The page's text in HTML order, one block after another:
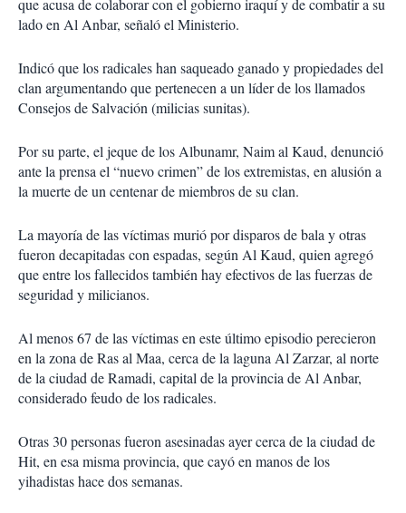
que acusa de colaborar con el gobierno iraquí y de combatir a su
lado en Al Anbar, señaló el Ministerio.
Indicó que los radicales han saqueado ganado y propiedades del
clan argumentando que pertenecen a un líder de los llamados
Consejos de Salvación (milicias sunitas).
Por su parte, el jeque de los Albunamr, Naim al Kaud, denunció
ante la prensa el “nuevo crimen” de los extremistas, en alusión a
la muerte de un centenar de miembros de su clan.
La mayoría de las víctimas murió por disparos de bala y otras
fueron decapitadas con espadas, según Al Kaud, quien agregó
que entre los fallecidos también hay efectivos de las fuerzas de
seguridad y milicianos.
Al menos 67 de las víctimas en este último episodio perecieron
en la zona de Ras al Maa, cerca de la laguna Al Zarzar, al norte
de la ciudad de Ramadi, capital de la provincia de Al Anbar,
considerado feudo de los radicales.
Otras 30 personas fueron asesinadas ayer cerca de la ciudad de
Hit, en esa misma provincia, que cayó en manos de los
yihadistas hace dos semanas.